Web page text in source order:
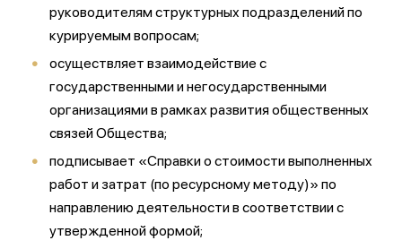
руководителям структурных подразделений по
курируемым вопросам;
осуществляет взаимодействие с
государственными и негосударственными
организациями в рамках развития общественных
связей Общества;
подписывает «Справки о стоимости выполненных
работ и затрат (по ресурсному методу)» по
направлению деятельности в соответствии с
утвержденной формой;